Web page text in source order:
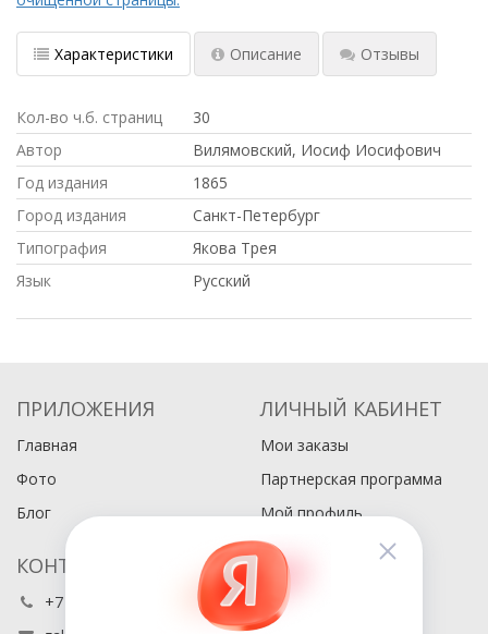
Характеристики Описание Отзывы
Кол-во ч.б. страниц
30
Автор
Вилямовский, Иосиф Иосифович
Год издания
1865
Город издания
Санкт-Петербург
Типография
Якова Трея
Язык
Русский
ПРИЛОЖЕНИЯ
Главная
Фото
Блог
ЛИЧНЫЙ КАБИНЕТ
Мои заказы
Партнерская программа
Мой профиль
КОНТАКТЫ
+7 (495) 486-80-76